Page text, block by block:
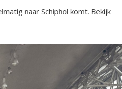
naar Schiphol komt. Bekijk